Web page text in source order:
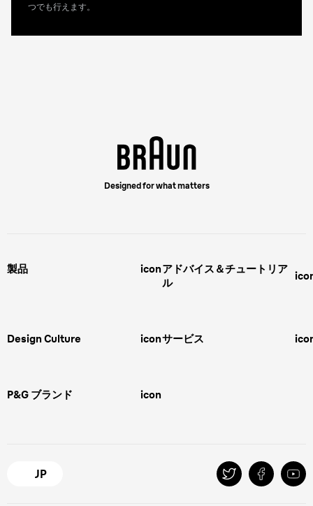
つでも行えます。
Designed for what matters
製品 icon
スキンケア
ipl脱毛
アドバイス＆チュートリア
ル
ボディグルーミング
Design Culture icon
Braun Brand & Products
サービス
P&G ブランド icon
マイレピ
JP